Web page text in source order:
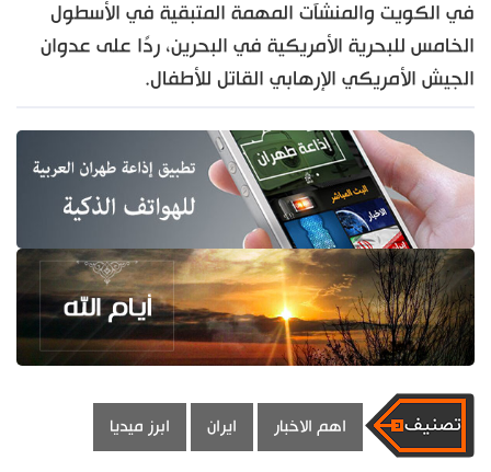
في الكويت والمنشآت المهمة المتبقية في الأسطول
الخامس للبحرية الأمريكية في البحرين، ردًا على عدوان
الجيش الأمريكي الإرهابي القاتل للأطفال.
اهم الاخبار ايران ابرز ميديا